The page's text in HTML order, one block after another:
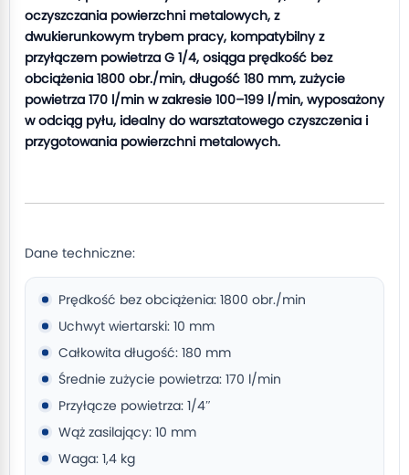
oczyszczania powierzchni metalowych, z
dwukierunkowym trybem pracy, kompatybilny z
przyłączem powietrza G 1/4, osiąga prędkość bez
obciążenia 1800 obr./min, długość 180 mm, zużycie
powietrza 170 l/min w zakresie 100–199 l/min, wyposażony
w odciąg pyłu, idealny do warsztatowego czyszczenia i
przygotowania powierzchni metalowych.
Dane techniczne:
Prędkość bez obciążenia: 1800 obr./min
Uchwyt wiertarski: 10 mm
Całkowita długość: 180 mm
Średnie zużycie powietrza: 170 l/min
Przyłącze powietrza: 1/4″
Wąż zasilający: 10 mm
Waga: 1,4 kg